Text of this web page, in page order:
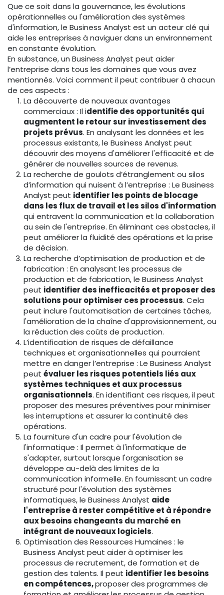
Que ce soit dans la gouvernance, les évolutions
opérationnelles ou l'amélioration des systèmes
d'information, le Business Analyst est un acteur clé qui
aide les entreprises à naviguer dans un environnement
en constante évolution.
En substance, un Business Analyst peut aider
l’entreprise dans tous les domaines que vous avez
mentionnés. Voici comment il peut contribuer à chacun
de ces aspects :
La découverte de nouveaux avantages
commerciaux : Il identifie des opportunités qui
augmentent le retour sur investissement des
projets prévus. En analysant les données et les
processus existants, le Business Analyst peut
découvrir des moyens d'améliorer l'efficacité et de
générer de nouvelles sources de revenus.
La recherche de goulots d’étranglement ou silos
d’information qui nuisent à l’entreprise : Le Business
Analyst peut identifier les points de blocage
dans les flux de travail et les silos d'information
qui entravent la communication et la collaboration
au sein de l'entreprise. En éliminant ces obstacles, il
peut améliorer la fluidité des opérations et la prise
de décision.
La recherche d’optimisation de production et de
fabrication : En analysant les processus de
production et de fabrication, le Business Analyst
peut identifier des inefficacités et proposer des
solutions pour optimiser ces processus. Cela
peut inclure l'automatisation de certaines tâches,
l'amélioration de la chaîne d'approvisionnement, ou
la réduction des coûts de production.
L’identification de risques de défaillance
techniques et organisationnelles qui pourraient
mettre en danger l’entreprise : Le Business Analyst
peut évaluer les risques potentiels liés aux
systèmes techniques et aux processus
organisationnels. En identifiant ces risques, il peut
proposer des mesures préventives pour minimiser
les interruptions et assurer la continuité des
opérations.
La fourniture d'un cadre pour l'évolution de
l'informatique : Il permet à l'informatique de
s'adapter, surtout lorsque l'organisation se
développe au-delà des limites de la
communication informelle. En fournissant un cadre
structuré pour l'évolution des systèmes
informatiques, le Business Analyst aide
l'entreprise à rester compétitive et à répondre
aux besoins changeants du marché en
intégrant de nouveaux logiciels.
Optimisation des Ressources Humaines : le
Business Analyst peut aider à optimiser les
processus de recrutement, de formation et de
gestion des talents. Il peut identifier les besoins
en compétences,proposer des programmes de